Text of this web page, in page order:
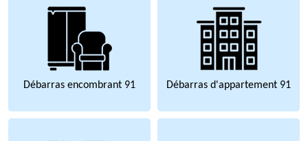
Débarras encombrant 91 Débarras d'appartement 91